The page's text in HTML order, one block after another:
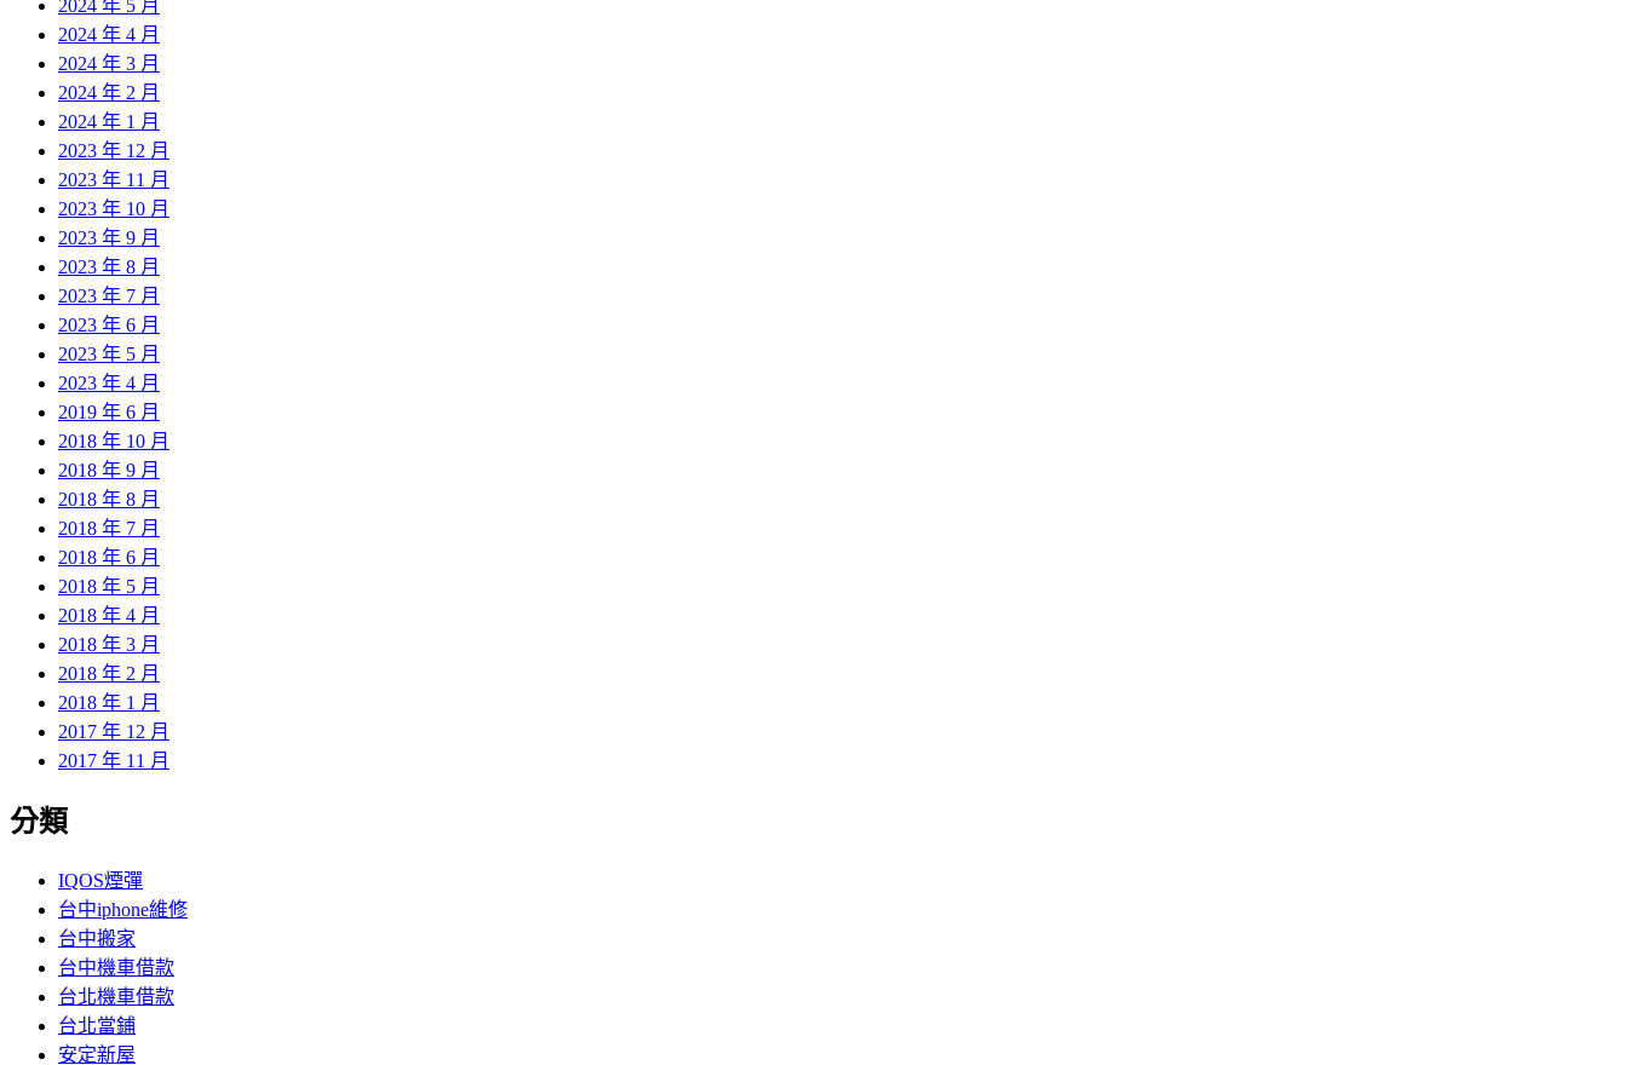
2024 年 5 月
2024 年 4 月
2024 年 3 月
2024 年 2 月
2024 年 1 月
2023 年 12 月
2023 年 11 月
2023 年 10 月
2023 年 9 月
2023 年 8 月
2023 年 7 月
2023 年 6 月
2023 年 5 月
2023 年 4 月
2019 年 6 月
2018 年 10 月
2018 年 9 月
2018 年 8 月
2018 年 7 月
2018 年 6 月
2018 年 5 月
2018 年 4 月
2018 年 3 月
2018 年 2 月
2018 年 1 月
2017 年 12 月
2017 年 11 月
分類
IQOS煙彈
台中iphone維修
台中搬家
台中機車借款
台北機車借款
台北當鋪
安定新屋